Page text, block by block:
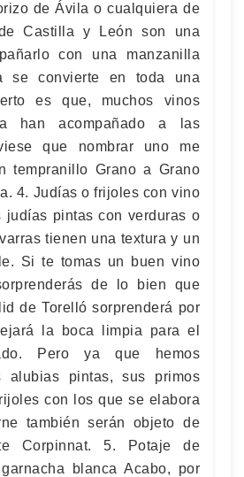
de Ávila o cualquiera de
Castilla y León son una
con una manzanilla
se convierte en toda una
es que, muchos vinos
han acompañado a las
que nombrar uno me
tempranillo Grano a Grano
4. Judías o frijoles con vino
judías pintas con verduras o
tienen una textura y un
Si te tomas un buen vino
de lo bien que
de Torelló sorprenderá por
la boca limpia para el
Pero ya que hemos
alubias pintas, sus primos
con los que se elabora
también serán objeto de
Corpinnat. 5. Potaje de
blanca Acabo, por